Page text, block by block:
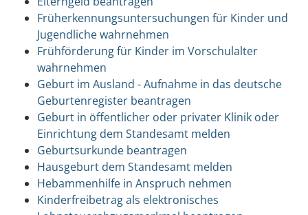
Früherkennungsuntersuchungen für Kinder und
Jugendliche wahrnehmen
Frühförderung für Kinder im Vorschulalter
wahrnehmen
Geburt im Ausland - Aufnahme in das deutsche
Geburtenregister beantragen
Geburt in öffentlicher oder privater Klinik oder
Einrichtung dem Standesamt melden
Geburtsurkunde beantragen
Hausgeburt dem Standesamt melden
Hebammenhilfe in Anspruch nehmen
Kinderfreibetrag als elektronisches